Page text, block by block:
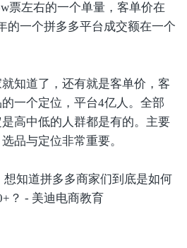
票左右的一个单量，客单价在
的一个拼多多平台成交额在一个
知道了，还有就是客单价，客
一个定位，平台4亿人。全部
高中低的人群都是有的。主要
品与定位非常重要。